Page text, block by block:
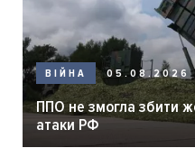
ВІЙНА 05.08.2026
ППО не змогла збити
атаки РФ